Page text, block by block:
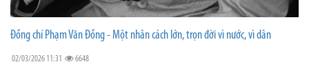
Đồng chí Phạm Văn Đồng - Một nhân cách lớn, trọn đời vì nước, vì dân
02/03/2026 11:31 6648